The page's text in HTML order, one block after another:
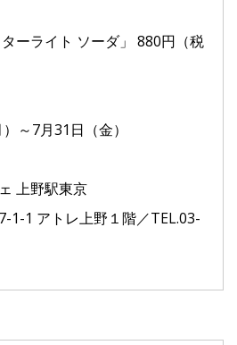
ーライト ソーダ」 880円（税
～7月31日（金）
上野駅東京
1-1 アトレ上野１階／TEL.03-